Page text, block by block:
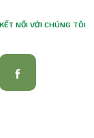
KẾT NỐI VỚI CHÚNG TÔI